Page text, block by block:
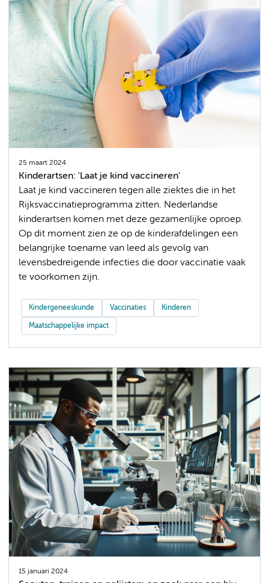
25 maart 2024
Kinderartsen: 'Laat je kind vaccineren'
Laat je kind vaccineren tegen alle ziektes die in het
Rijksvaccinatieprogramma zitten. Nederlandse
kinderartsen komen met deze gezamenlijke oproep.
Op dit moment zien ze op de kinderafdelingen een
belangrijke toename van leed als gevolg van
levensbedreigende infecties die door vaccinatie vaak
te voorkomen zijn.
Kindergeneeskunde Vaccinaties Kinderen
Maatschappelijke impact
15 januari 2024